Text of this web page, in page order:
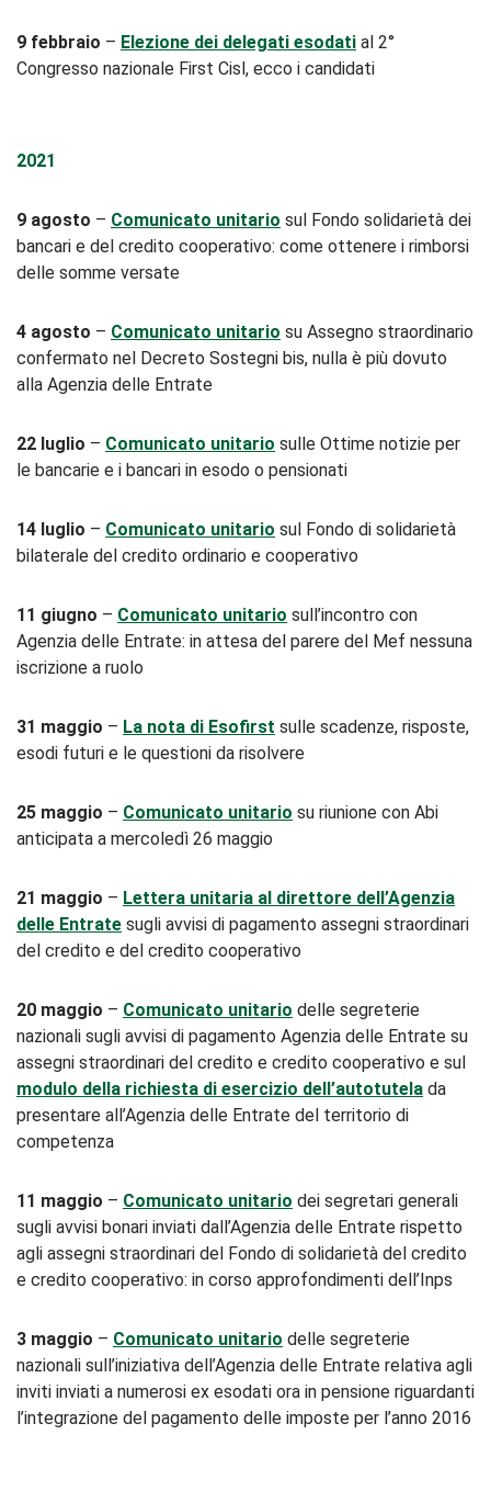
9 febbraio – Elezione dei delegati esodati al 2°
Congresso nazionale First Cisl, ecco i candidati
2021
9 agosto – Comunicato unitario sul Fondo solidarietà dei
bancari e del credito cooperativo: come ottenere i rimborsi
delle somme versate
4 agosto – Comunicato unitario su Assegno straordinario
confermato nel Decreto Sostegni bis, nulla è più dovuto
alla Agenzia delle Entrate
22 luglio – Comunicato unitario sulle Ottime notizie per
le bancarie e i bancari in esodo o pensionati
14 luglio – Comunicato unitario sul Fondo di solidarietà
bilaterale del credito ordinario e cooperativo
11 giugno – Comunicato unitario sull’incontro con
Agenzia delle Entrate: in attesa del parere del Mef nessuna
iscrizione a ruolo
31 maggio – La nota di Esofirst sulle scadenze, risposte,
esodi futuri e le questioni da risolvere
25 maggio – Comunicato unitario su riunione con Abi
anticipata a mercoledì 26 maggio
21 maggio – Lettera unitaria al direttore dell’Agenzia
delle Entrate sugli avvisi di pagamento assegni straordinari
del credito e del credito cooperativo
20 maggio – Comunicato unitario delle segreterie
nazionali sugli avvisi di pagamento Agenzia delle Entrate su
assegni straordinari del credito e credito cooperativo e sul
modulo della richiesta di esercizio dell’autotutela da
presentare all’Agenzia delle Entrate del territorio di
competenza
11 maggio – Comunicato unitario dei segretari generali
sugli avvisi bonari inviati dall’Agenzia delle Entrate rispetto
agli assegni straordinari del Fondo di solidarietà del credito
e credito cooperativo: in corso approfondimenti dell’Inps
3 maggio – Comunicato unitario delle segreterie
nazionali sull’iniziativa dell’Agenzia delle Entrate relativa agli
inviti inviati a numerosi ex esodati ora in pensione riguardanti
l’integrazione del pagamento delle imposte per l’anno 2016